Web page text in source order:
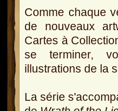
Comme chaque
de nouveaux
Cartes à
se terminer,
illustrations de la
La série